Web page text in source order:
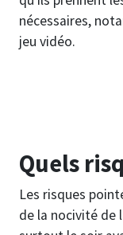
nécessaires,
jeu vidéo.
Quels
Les risques
de la nocivité de